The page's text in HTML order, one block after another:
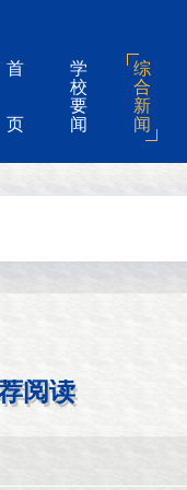
首
页
学
校
要
闻
综
合
新
闻
阅读